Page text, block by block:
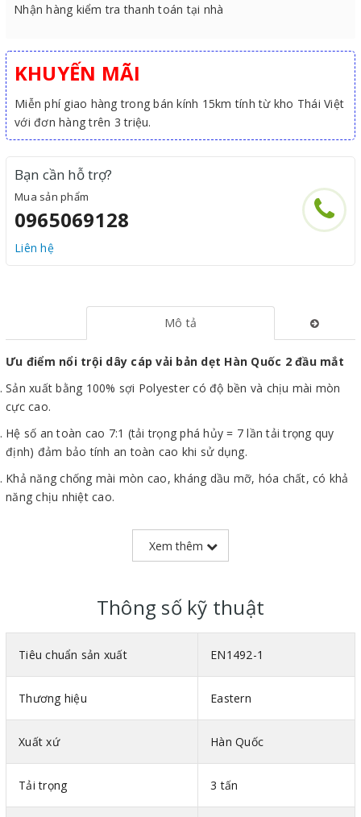
Nhận hàng kiểm tra thanh toán tại nhà
KHUYẾN MÃI
Miễn phí giao hàng trong bán kính 15km tính từ kho Thái Việt
với đơn hàng trên 3 triệu.
Bạn cần hỗ trợ?
Mua sản phẩm
0965069128
Liên hệ
Mô tả
Ưu điểm nổi trội dây cáp vải bản dẹt Hàn Quốc 2 đầu mắt
Sản xuất bằng 100% sợi Polyester có độ bền và chịu mài mòn
cực cao.
Hệ số an toàn cao 7:1 (tải trọng phá hủy = 7 lần tải trọng quy
định) đảm bảo tính an toàn cao khi sử dụng.
Khả năng chống mài mòn cao, kháng dầu mỡ, hóa chất, có khả
năng chịu nhiệt cao.
Có độ nhám trên bề mặt giúp chống trơn, trượt cực tốt.
Xem thêm
Thông số kỹ thuật
Tiêu chuẩn sản xuất EN1492-1
Thương hiệu Eastern
Xuất xứ Hàn Quốc
Tải trọng 3 tấn